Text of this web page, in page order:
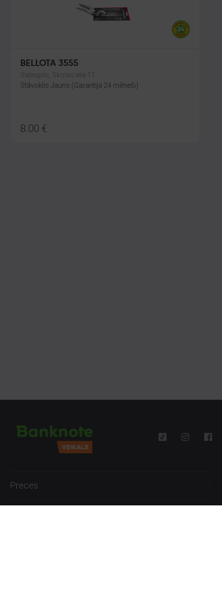
BELLOTA 3555
Salaspils, Skolas iela 11
Stāvoklis Jauns (Garantija 24 mēneši)
8.00 €
Preces